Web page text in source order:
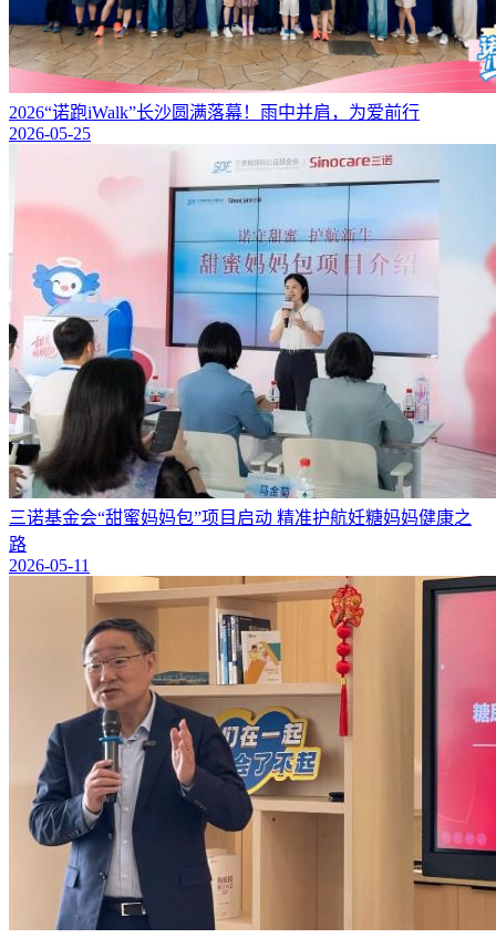
2026“诺跑iWalk”长沙圆满落幕！雨中并肩，为爱前行
2026-05-25
三诺基金会“甜蜜妈妈包”项目启动 精准护航妊糖妈妈健康之
路
2026-05-11